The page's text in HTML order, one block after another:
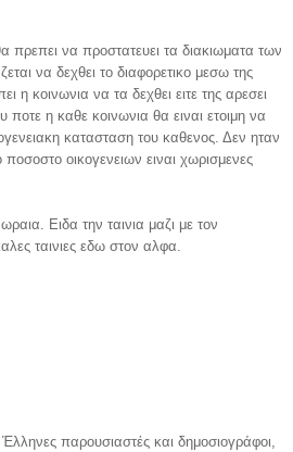
πρεπει να προστατευει τα διακιωματα των
να δεχθει το διαφορετικο μεσω της
η κοινωνια να τα δεχθει ειτε της αρεσει
ποτε η καθε κοινωνια θα ειναι ετοιμη να
κατασταση του καθενος. Δεν ηταν
οικογενειων ειναι χωρισμενες
Ειδα την ταινια μαζι με τον
ταινιες εδω στον αλφα.
παρουσιαστές και δημοσιογράφοι,